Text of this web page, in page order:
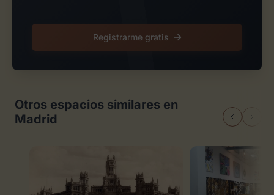
Registrarme gratis
Otros espacios similares en
Madrid